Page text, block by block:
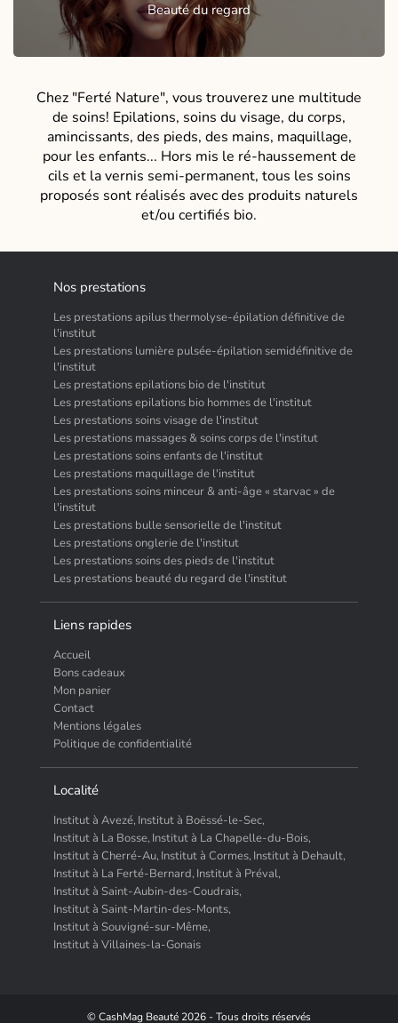
Beauté du regard
Chez "Ferté Nature", vous trouverez une multitude
de soins! Epilations, soins du visage, du corps,
amincissants, des pieds, des mains, maquillage,
pour les enfants... Hors mis le ré-haussement de
cils et la vernis semi-permanent, tous les soins
proposés sont réalisés avec des produits naturels
et/ou certifiés bio.
Nos prestations
Les prestations apilus thermolyse-épilation définitive de
l'institut
Les prestations lumière pulsée-épilation semidéfinitive de
l'institut
Les prestations epilations bio de l'institut
Les prestations epilations bio hommes de l'institut
Les prestations soins visage de l'institut
Les prestations massages & soins corps de l'institut
Les prestations soins enfants de l'institut
Les prestations maquillage de l'institut
Les prestations soins minceur & anti-âge « starvac » de
l'institut
Les prestations bulle sensorielle de l'institut
Les prestations onglerie de l'institut
Les prestations soins des pieds de l'institut
Les prestations beauté du regard de l'institut
Liens rapides
Accueil
Bons cadeaux
Mon panier
Contact
Mentions légales
Politique de confidentialité
Localité
Institut à Avezé, Institut à Boëssé-le-Sec,
Institut à La Bosse, Institut à La Chapelle-du-Bois,
Institut à Cherré-Au, Institut à Cormes, Institut à Dehault,
Institut à La Ferté-Bernard, Institut à Préval,
Institut à Saint-Aubin-des-Coudrais,
Institut à Saint-Martin-des-Monts,
Institut à Souvigné-sur-Même,
Institut à Villaines-la-Gonais
© CashMag Beauté 2026 - Tous droits réservés